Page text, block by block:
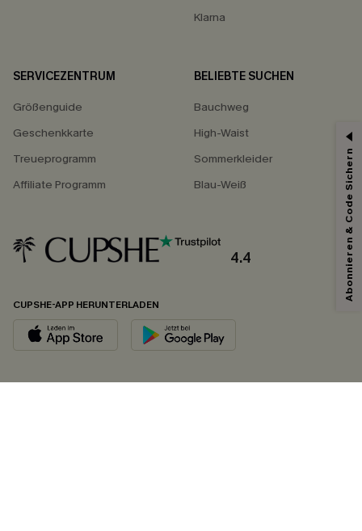
Klarna
SERVICEZENTRUM
Größenguide
Geschenkkarte
Treueprogramm
Affiliate Programm
BELIEBTE SUCHEN
Bauchweg
High-Waist
Sommerkleider
Blau-Weiß
4.4
CUPSHE-APP HERUNTERLADEN
Abonnieren & Code Sichern